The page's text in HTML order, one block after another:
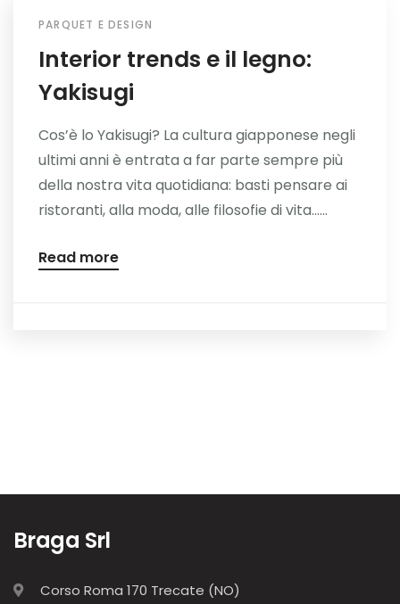
PARQUET E DESIGN
Interior trends e il legno:
Yakisugi
Cos’è lo Yakisugi? La cultura giapponese negli
ultimi anni è entrata a far parte sempre più
della nostra vita quotidiana: basti pensare ai
ristoranti, alla moda, alle filosofie di vita…...
Read more
Braga Srl
Corso Roma 170 Trecate (NO)